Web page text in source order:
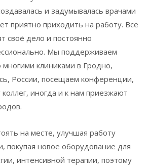
и задумывалась врачами
приятно приходить на работу. Все
своё дело и постоянно
Мы поддерживаем
многими клиниками в Гродно,
России, посещаем конференции,
иногда и к нам приезжают
на месте, улучшая работу
покупая новое оборудование для
интенсивной терапии, поэтому